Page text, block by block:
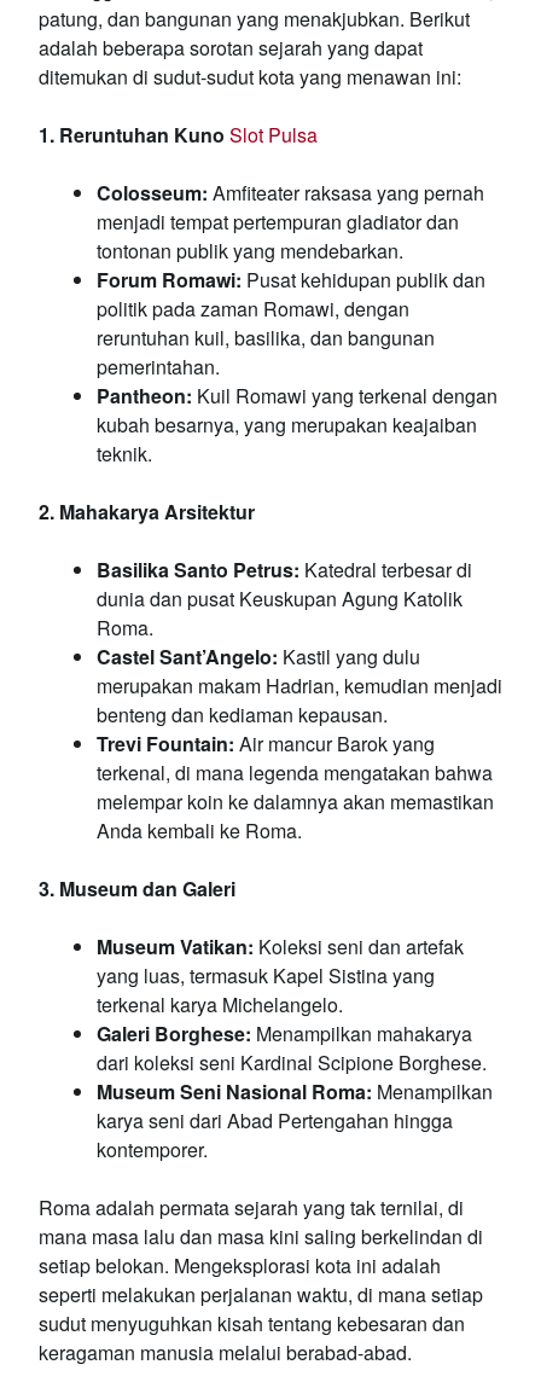
patung, dan bangunan yang menakjubkan. Berikut
adalah beberapa sorotan sejarah yang dapat
ditemukan di sudut-sudut kota yang menawan ini:
1. Reruntuhan Kuno Slot Pulsa
Colosseum: Amfiteater raksasa yang pernah
menjadi tempat pertempuran gladiator dan
tontonan publik yang mendebarkan.
Forum Romawi: Pusat kehidupan publik dan
politik pada zaman Romawi, dengan
reruntuhan kuil, basilika, dan bangunan
pemerintahan.
Pantheon: Kuil Romawi yang terkenal dengan
kubah besarnya, yang merupakan keajaiban
teknik.
2. Mahakarya Arsitektur
Basilika Santo Petrus: Katedral terbesar di
dunia dan pusat Keuskupan Agung Katolik
Roma.
Castel Sant’Angelo: Kastil yang dulu
merupakan makam Hadrian, kemudian menjadi
benteng dan kediaman kepausan.
Trevi Fountain: Air mancur Barok yang
terkenal, di mana legenda mengatakan bahwa
melempar koin ke dalamnya akan memastikan
Anda kembali ke Roma.
3. Museum dan Galeri
Museum Vatikan: Koleksi seni dan artefak
yang luas, termasuk Kapel Sistina yang
terkenal karya Michelangelo.
Galeri Borghese: Menampilkan mahakarya
dari koleksi seni Kardinal Scipione Borghese.
Museum Seni Nasional Roma: Menampilkan
karya seni dari Abad Pertengahan hingga
kontemporer.
Roma adalah permata sejarah yang tak ternilai, di
mana masa lalu dan masa kini saling berkelindan di
setiap belokan. Mengeksplorasi kota ini adalah
seperti melakukan perjalanan waktu, di mana setiap
sudut menyuguhkan kisah tentang kebesaran dan
keragaman manusia melalui berabad-abad.